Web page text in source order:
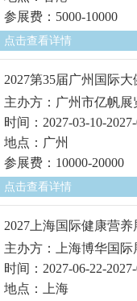
参展费：5000-10000
点击查看详情
2027第35届广州国际
主办方：广州市亿帆展
时间：2027-03-10-
地点：广州
参展费：10000-20000
点击查看详情
2027上海国际健康营
主办方：上海博华国际
时间：2027-06-22-
地点：上海